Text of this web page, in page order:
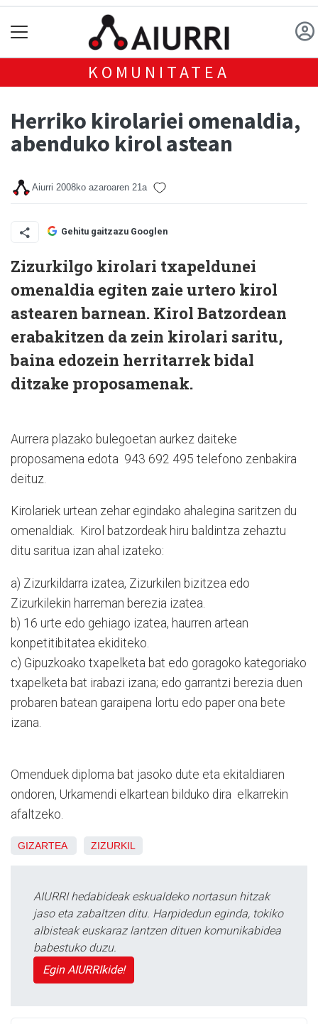
KOMUNITATEA
Herriko kirolariei omenaldia,
abenduko kirol astean
Aiurri 2008ko azaroaren 21a
Gehitu gaitzazu Googlen
Zizurkilgo kirolari txapeldunei
omenaldia egiten zaie urtero kirol
astearen barnean. Kirol Batzordean
erabakitzen da zein kirolari saritu,
baina edozein herritarrek bidal
ditzake proposamenak.
Aurrera plazako bulegoetan aurkez daiteke
proposamena edota 943 692 495 telefono zenbakira
deituz.
Kirolariek urtean zehar egindako ahalegina saritzen du
omenaldiak. Kirol batzordeak hiru baldintza zehaztu
ditu saritua izan ahal izateko:
a) Zizurkildarra izatea, Zizurkilen bizitzea edo
Zizurkilekin harreman berezia izatea.
b) 16 urte edo gehiago izatea, haurren artean
konpetitibitatea ekiditeko.
c) Gipuzkoako txapelketa bat edo goragoko kategoriako
txapelketa bat irabazi izana; edo garrantzi berezia duen
probaren batean garaipena lortu edo paper ona bete
izana.
Omenduek diploma bat jasoko dute eta ekitaldiaren
ondoren, Urkamendi elkartean bilduko dira elkarrekin
afaltzeko.
GIZARTEA ZIZURKIL
AIURRI hedabideak eskualdeko nortasun hitzak
jaso eta zabaltzen ditu. Harpidedun eginda, tokiko
albisteak euskaraz lantzen dituen komunikabidea
babestuko duzu.
Egin AIURRIkide!